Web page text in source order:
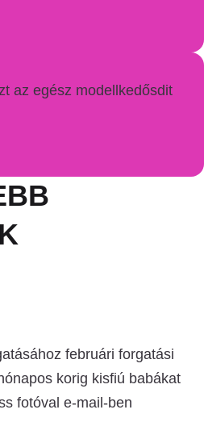
az egész modellkedősdit
februári forgatási
korig kisfiú babákat
fotóval e-mail-ben